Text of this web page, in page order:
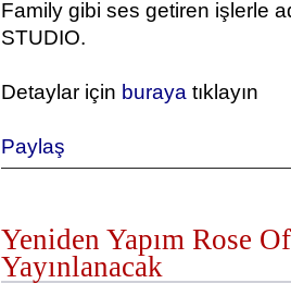
Family gibi ses getiren işlerle
STUDIO.
Detaylar için buraya tıklayın
Paylaş
Yeniden Yapım Rose
Yayınlanacak